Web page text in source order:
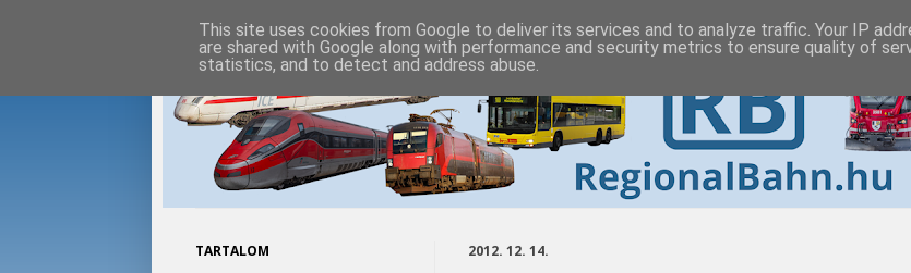
2012. 12. 14.
TARTALOM
This site uses cookies from Google to deliver its services and to analyze traffic. Your IP
are shared with Google along with performance and security metrics to ensure quality of
statistics, and to detect and address abuse.